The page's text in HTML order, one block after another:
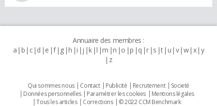
Annuaire des membres :
a b c d e f g h i j k l m n o p q r s t u v w x y
z
Qui sommes nous Contact Publicité Recrutement
Societé
Données personnelles
Paramétrer les cookies
Mentions légales
Tous les articles
Corrections © 2022 CCM Benchmark